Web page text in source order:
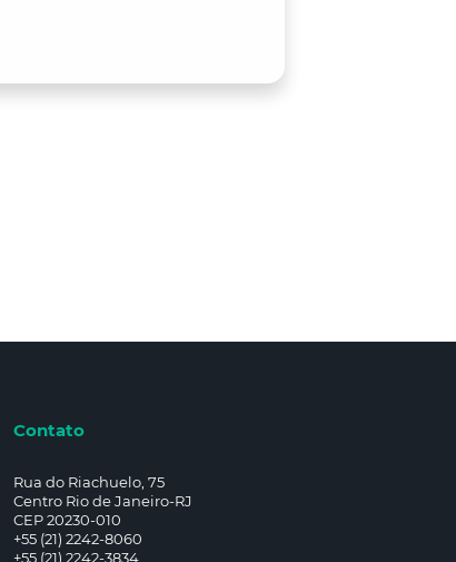
Contato
Rua do Riachuelo, 75
Centro Rio de Janeiro-RJ
CEP 20230-010
+55 (21) 2242-8060
+55 (21) 2242-3834